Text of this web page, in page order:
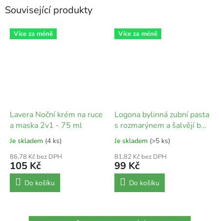
Související produkty
Více za méně
Lavera Noční krém na ruce
a maska 2v1 - 75 ml
Je skladem (4 ks)
86,78 Kč bez DPH
105 Kč
Do košíku
Více za méně
Logona bylinná zubní pasta
s rozmarýnem a šalvějí bez
mentolu - 75 ml
Je skladem (>5 ks)
81,82 Kč bez DPH
99 Kč
Do košíku